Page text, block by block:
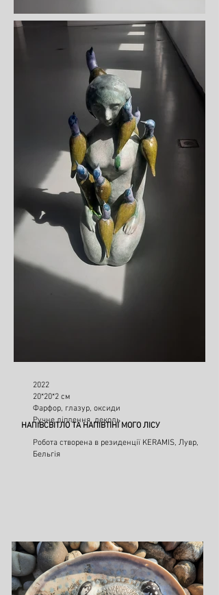
НАПІВСВІТЛО ТА НАПІВТІНІ МОГО ЛІСУ
2022
20*20*2 см
Фарфор, глазур, оксиди
Ручне ліплення, деколь
Робота створена в резиденції KERAMIS, Лувр,
Бельгія